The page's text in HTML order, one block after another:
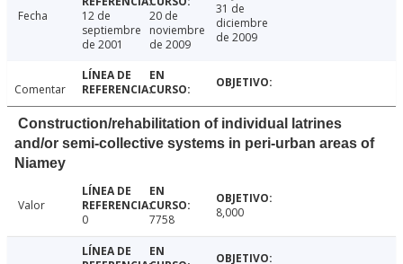
Fecha
12 de
septiembre
de 2001
20 de
noviembre
de 2009
31 de
diciembre
de 2009
Comentar
Construction/rehabilitation of individual latrines
and/or semi-collective systems in peri-urban areas of
Niamey
Valor
0
7758 8,000